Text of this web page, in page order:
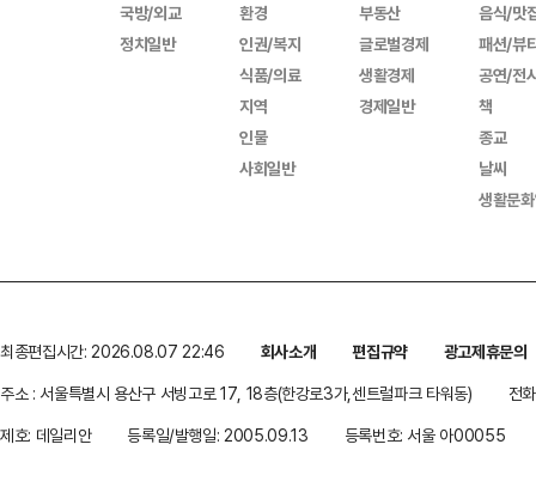
국방/외교
정치일반
환경
인권/복지
식품/의료
지역
인물
사회일반
부동산
글로벌경제
생활경제
경제일반
음식/맛
패션/뷰
공연/전
책
종교
날씨
생활문
최종편집시간: 2026.08.07 22:46 회사소개 편집규약
광고제휴문의
주소 : 서울특별시 용산구 서빙고로 17, 18층(한강로3가,센트럴파크 타워동)
전
제호: 데일리안
등록일/발행일: 2005.09.13 등록번호: 서울 아00055